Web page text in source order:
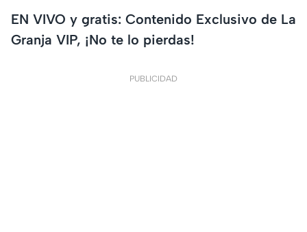
EN VIVO y gratis: Contenido Exclusivo de La
Granja VIP, ¡No te lo pierdas!
PUBLICIDAD